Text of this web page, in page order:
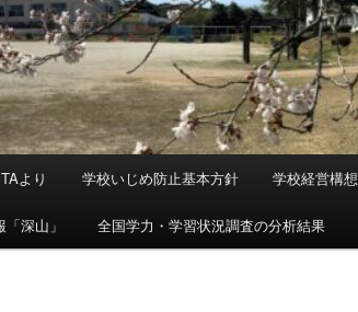
より 学校いじめ防止基本方針 学校経営構想
深山」 全国学力・学習状況調査の分析結果